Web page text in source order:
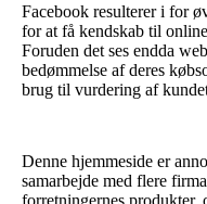
Facebook resulterer i for
for at få kendskab til
Foruden det ses endda
bedømmelse af deres
brug til vurdering af
Denne hjemmeside er
samarbejde med flere
forretningernes